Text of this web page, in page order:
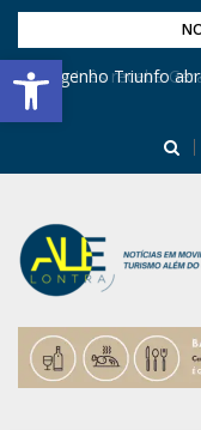
Barra de Ferramentas Aberta
Dona Inês recebe
Engenho Triunfo